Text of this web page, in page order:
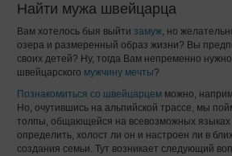
Найти мужа швейцарца
Вам хотелось быя выйти замуж, но
озера и размеренный образ жизни? Вы
своих детей? Ну, тогда Вам непременно нужно
швейцарского мужчину мечты?
Познакомиться со швейцарцем можно,
Но, очутившись на альпийской трассе, мы
толпы, общающейся на всевозможных
определить, холост ли он и настроен ли в
создания семьи. Тут возникает следующий